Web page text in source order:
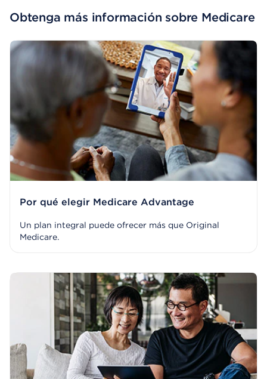
Obtenga más información sobre Medicare
Por qué elegir Medicare Advantage
Un plan integral puede ofrecer más que Original
Medicare.